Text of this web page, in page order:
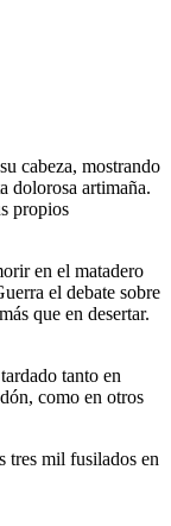
cabeza, mostrando
dolorosa artimaña.
propios
en el matadero
el debate sobre
que en desertar.
tanto en
como en otros
tres mil fusilados en